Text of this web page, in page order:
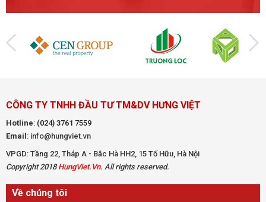
CÔNG TY TNHH ĐẦU TƯ TM&DV HƯNG VIỆT
Hotline: (024) 3761 7559
Email : info@hungviet.vn
VPGD: Tầng 22, Tháp A - Bắc Hà HH2, 15 Tố Hữu, Hà Nội
Copyright 2018HungViet.Vn. All rights reserved.
Về chúng tôi